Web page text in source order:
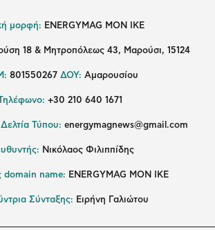
μορφή: ENERGYMAG MON IKE
18 & Μητροπόλεως 43, Μαρούσι, 15124
801550267 ΔΟΥ: Αμαρουσίου
Τηλέφωνο: +30 210 640 1671
Τύπου: energymagnews@gmail.com
Νικόλαος Φιλιππίδης
domain name: ENERGYMAG ΜΟΝ ΙΚΕ
Σύνταξης: Ειρήνη Γαλιώτου